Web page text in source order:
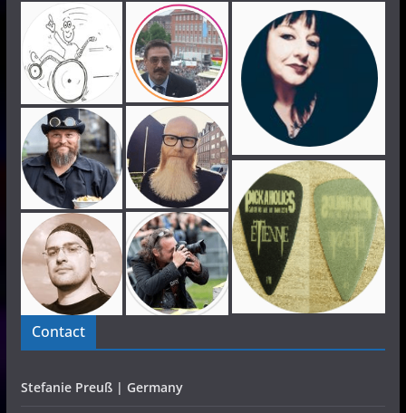
Contact
Stefanie Preuß | Germany